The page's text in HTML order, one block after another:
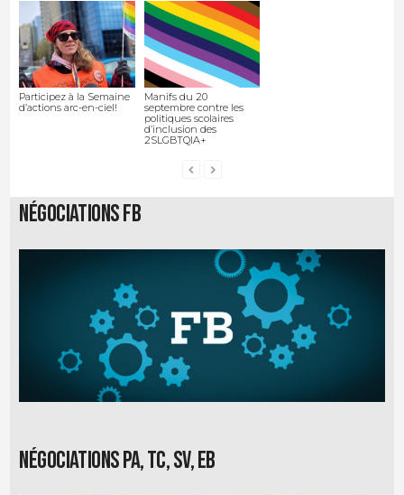
Participez à la Semaine
d’actions arc-en-ciel!
Manifs du 20
septembre contre les
politiques scolaires
d’inclusion des
2SLGBTQIA+
Négociations FB
Négociations PA, TC, SV, EB